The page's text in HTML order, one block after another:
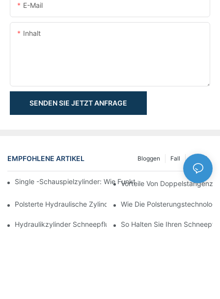
E-Mail
Inhalt
SENDEN SIE JETZT ANFRAGE
EMPFOHLENE ARTIKEL NEWS
Fall
Bloggen
Single -Schauspielzylinder: Wie Funktioniert Es & Gemeinsame
Vorteile Von
Polsterte Hydraulische Zylinder: Verringerung Der Auswirkung
Wie Die
Hydraulikzylinder Schneepflug: Schlüsselmerkmale Für Harte
So Halten Sie Ihren